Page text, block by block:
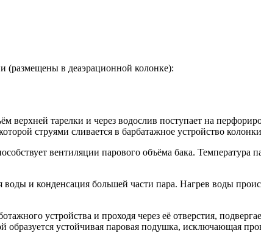
(размещены в деаэрационной колонке):
тарелки и через водослив поступает на
струями сливается в барбатажное устройство
вентиляции парового объёма бака.
и конденсация большей части пара. Нагрев воды
устройства и проходя через её отверстия,
образуется устойчивая паровая подушка, исключающая